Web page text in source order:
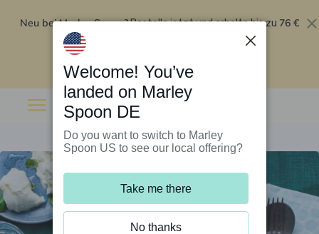
Neu bei Marley Spoon?Bestelle jetzt und erhalte bis zu 76 €
Rabatt auf deine ersten fünf Boxen
Welcome! You’ve
landed on Marley
Spoon DE
Do you want to switch to Marley
Spoon US to see our local offering?
Take me there
No thanks